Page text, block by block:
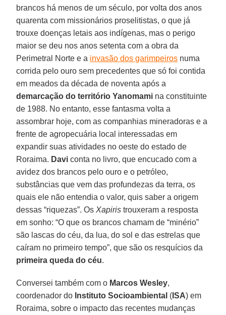
brancos há menos de um século, por volta dos anos
quarenta com missionários proselitistas, o que já
trouxe doenças letais aos indígenas, mas o perigo
maior se deu nos anos setenta com a obra da
Perimetral Norte e a invasão dos garimpeiros numa
corrida pelo ouro sem precedentes que só foi contida
em meados da década de noventa após a
demarcação do território Yanomami na constituinte
de 1988. No entanto, esse fantasma volta a
assombrar hoje, com as companhias mineradoras e a
frente de agropecuária local interessadas em
expandir suas atividades no oeste do estado de
Roraima. Davi conta no livro, que encucado com a
avidez dos brancos pelo ouro e o petróleo,
substâncias que vem das profundezas da terra, os
quais ele não entendia o valor, quis saber a origem
dessas “riquezas”. OsXapiris trouxeram a resposta
em sonho: “O que os brancos chamam de “minério”
são lascas do céu, da lua, do sol e das estrelas que
caíram no primeiro tempo”, que são os resquícios da
primeira queda do céu.
Conversei também com o Marcos Wesley,
coordenador do Instituto Socioambiental ( ISA) em
Roraima, sobre o impacto das recentes mudanças